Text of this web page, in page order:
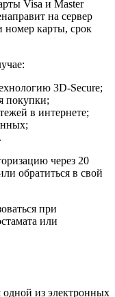
Visa и Master
на сервер
номер карты, срок
3D-Secure;
покупки;
в интернете;
через 20
обратиться в свой
при
или
одной из электронных